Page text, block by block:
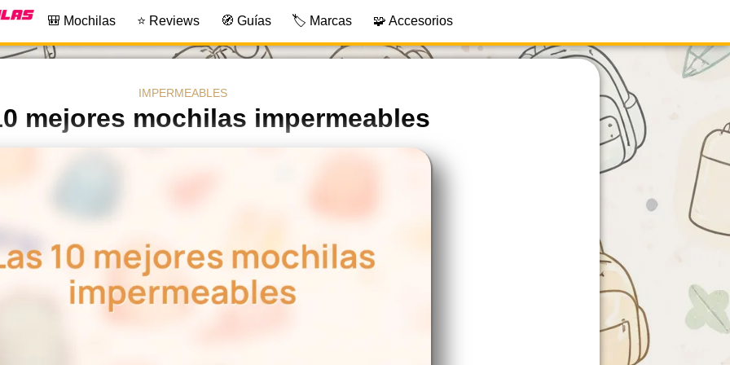
🎒 Mochilas ⭐ Reviews 🧭 Guías 🏷️ Marcas 🧩 Accesorios
IMPERMEABLES
mejores mochilas impermeables